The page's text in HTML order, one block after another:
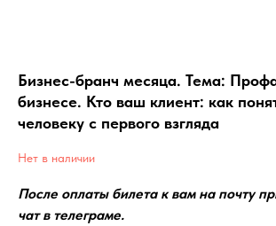
Бизнес-бранч месяца. Тема:
бизнесе. Кто ваш клиент: как
человеку с первого взгляда
Нет в наличии
После оплаты билета к вам на почту
чат в телеграме.